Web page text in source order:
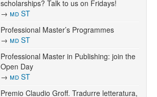
scholarships? Talk to us on Fridays!
→ md ST
Professional Master’s Programmes
→ md ST
Professional Master in Publishing: join the
Open Day
→ md ST
Premio Claudio Groff. Tradurre letteratura,